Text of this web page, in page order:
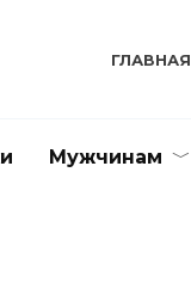
ГЛАВНАЯ
Мужчинам